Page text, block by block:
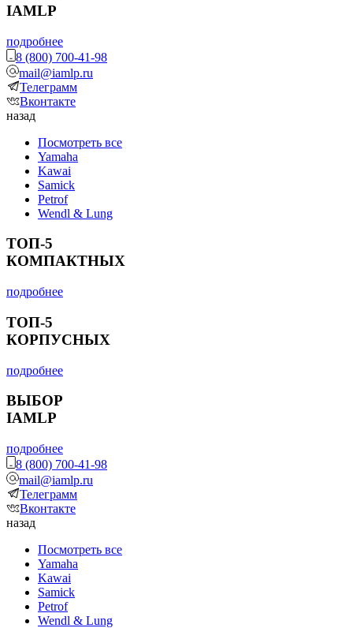
IAMLP
подробнее
8 (800) 700-41-98
mail@iamlp.ru
Телеграмм
Вконтакте
назад
Посмотреть все
Yamaha
Kawai
Samick
Petrof
Wendl & Lung
ТОП-5
КОМПАКТНЫХ
подробнее
ТОП-5
КОРПУСНЫХ
подробнее
ВЫБОР
IAMLP
подробнее
8 (800) 700-41-98
mail@iamlp.ru
Телеграмм
Вконтакте
назад
Посмотреть все
Yamaha
Kawai
Samick
Petrof
Wendl & Lung